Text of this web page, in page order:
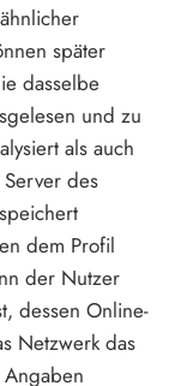
später
dasselbe
und zu
als auch
des
dem Profil
der Nutzer
dessen Online-
Netzwerk das